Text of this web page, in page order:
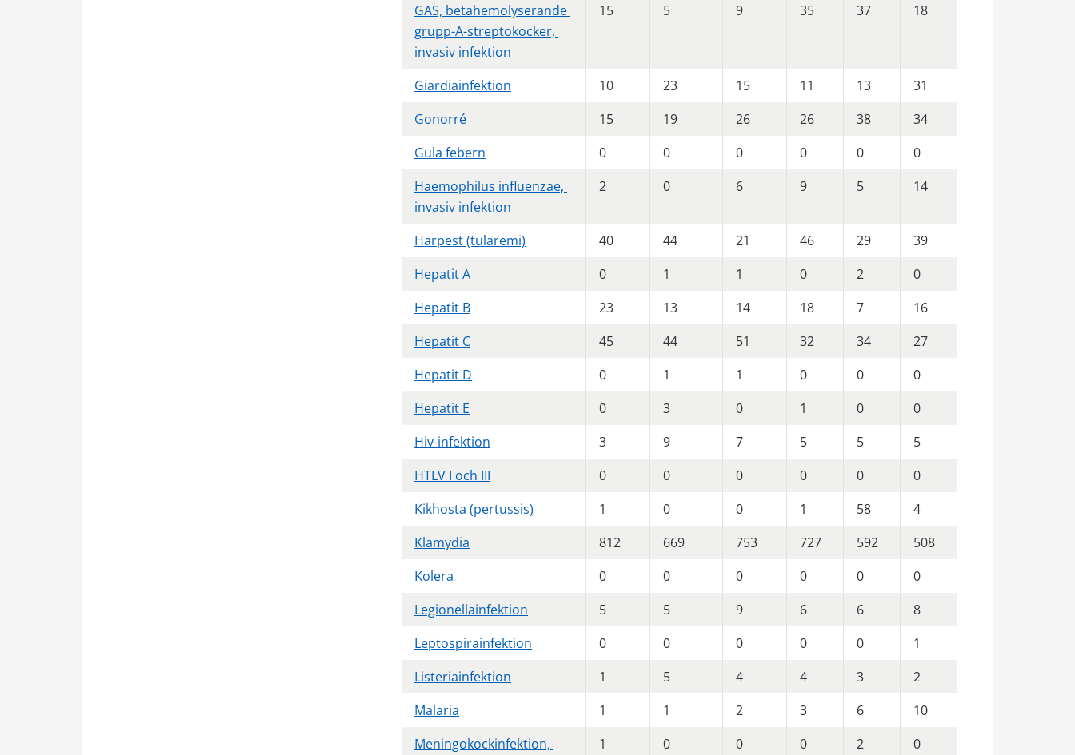
GAS, betahemolyserande
grupp-A-streptokocker,
invasiv infektion
15 5 9 35 37 18
Giardiainfektion 10 23 15 11 13
31
Gonorré
15 19 26 26 38
34
Gula febern
0 0 0 0 0
0
Haemophilus influenzae,
invasiv infektion
2 0 6 9 5 14
Harpest (tularemi) 40 44 21 46 29
39
Hepatit A
0 1 1 0 2
0
Hepatit B
23 13 14 18 7
16
Hepatit C
45 44 51 32 34
27
Hepatit D
0 1 1 0 0
0
Hepatit E
0 3 0 1 0
0
Hiv-infektion
3 9 7 5 5
5
HTLV I och III
0 0 0 0 0
0
Kikhosta (pertussis)
1 0 0 1 58
4
Klamydia
812 669 753 727 592
508
Kolera
0 0 0 0 0
0
Legionellainfektion
5 5 9 6 6
8
Leptospirainfektion
0 0 0 0 0
1
Listeriainfektion
1 5 4 4 3
2
Malaria
1 1 2 3 6
10
Meningokockinfektion,
1 0 0 0 2 0